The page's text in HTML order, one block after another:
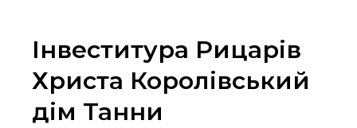
Інвеститура Рицарів
Христа Королівський
дім Танни